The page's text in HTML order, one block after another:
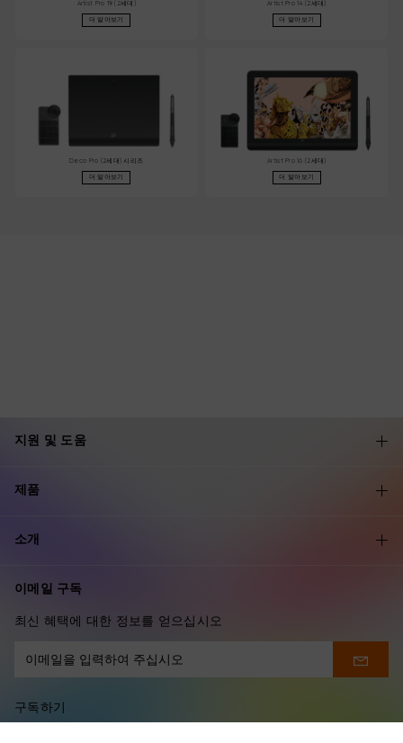
Artist Pro 19 (2세대)
더 알아보기
Artist Pro 14 (2세대)
더 알아보기
Deco Pro (2세대) 시리즈
더 알아보기
Artist Pro 16 (2세대)
더 알아보기
지원 및 도움
제품
소개
이메일 구독
최신 혜택에 대한 정보를 얻으십시오
구독하기